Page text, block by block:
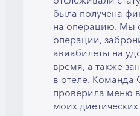
была получена
на операцию. Мы
операции,
авиабилеты на
время, а также
в отеле. Команда
проверила меню
моих